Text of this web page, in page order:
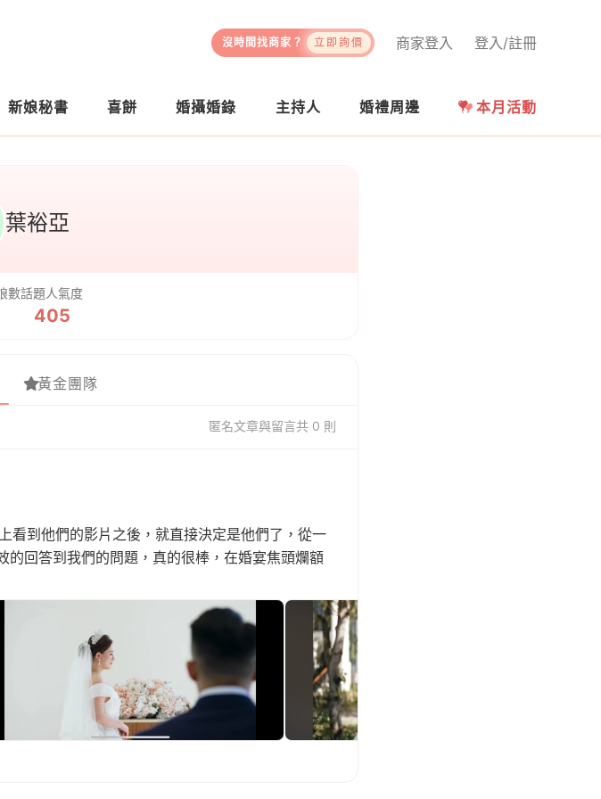
登入/註冊
商家登入
沒時間找商家？ 立即詢價
新娘秘書 喜餅 婚攝婚錄 主持人 婚禮周邊 本月活動
葉裕亞
數話題人氣度
405
黃金團隊
匿名文章與留言共 0 則
到他們的影片之後，就直接決定是他們了，從一
的回答到我們的問題，真的很棒，在婚宴焦頭爛額